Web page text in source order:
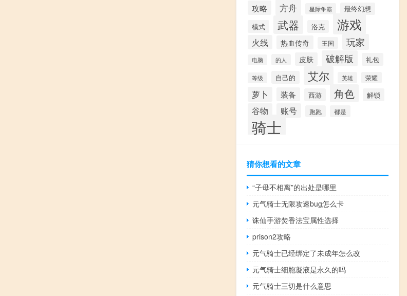
攻略 方舟 星际争霸 最终幻想
模式 武器 洛克 游戏
火线 热血传奇 王国 玩家
电脑 的人 皮肤 破解版 礼包
等级 自己的 艾尔 英雄 荣耀
萝卜 装备 西游 角色 解锁
谷物 账号 跑跑 都是
骑士
猜你想看的文章
“子母不相离”的出处是哪里
元气骑士无限攻速bug怎么卡
诛仙手游焚香法宝属性选择
prison2攻略
元气骑士已经绑定了未成年怎么改
元气骑士细胞凝液是永久的吗
元气骑士三切是什么意思